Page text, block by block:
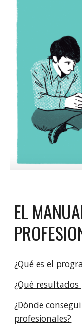
EL
¿Qué es el
¿Qué resultados
¿Dónde
profesionales?